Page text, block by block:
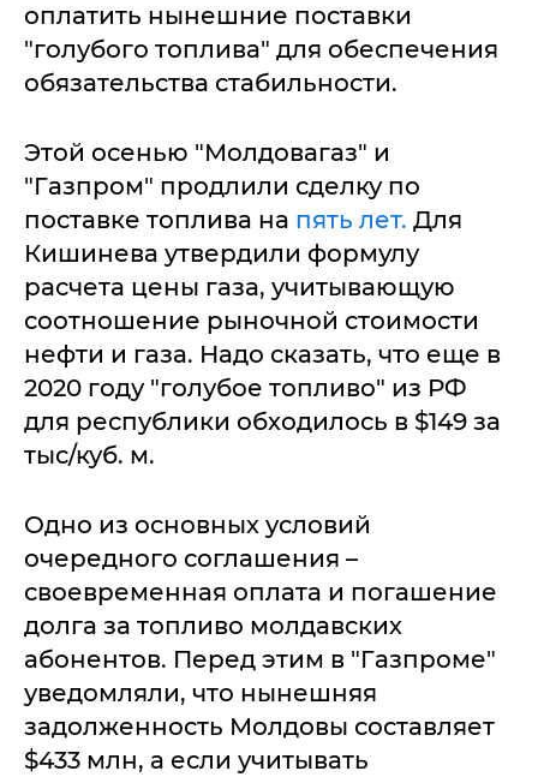
оплатить нынешние поставки
"голубого топлива" для обеспечения
обязательства стабильности.
Этой осенью "Молдовагаз" и
"Газпром" продлили сделку по
поставке топлива на пять лет. Для
Кишинева утвердили формулу
расчета цены газа, учитывающую
соотношение рыночной стоимости
нефти и газа. Надо сказать, что еще в
2020 году "голубое топливо" из РФ
для республики обходилось в $149 за
тыс/куб. м.
Одно из основных условий
очередного соглашения –
своевременная оплата и погашение
долга за топливо молдавских
абонентов. Перед этим в "Газпроме"
уведомляли, что нынешняя
задолженность Молдовы составляет
$433 млн, а если учитывать